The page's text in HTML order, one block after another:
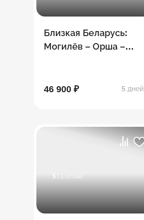
Близкая Беларусь:
Могилёв – Орша –
46 900 ₽
5 дней
5 / 1 отзыв